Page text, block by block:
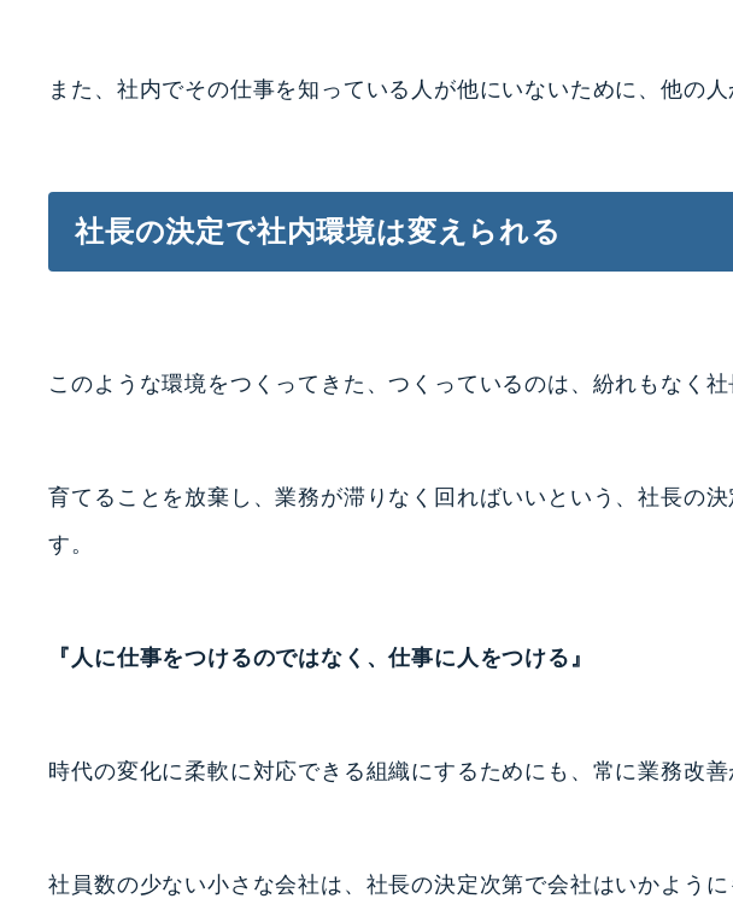
また、社内でその仕事を知っている人が他にいないために、他の
社長の決定で社内環境は変えられる
このような環境をつくってきた、つくっているのは、紛れもなく社
育てることを放棄し、業務が滞りなく回ればいいという、社長の
す。
『人に仕事をつけるのではなく、仕事に人をつける』
時代の変化に柔軟に対応できる組織にするためにも、常に業務改
社員数の少ない小さな会社は、社長の決定次第で会社はいかように